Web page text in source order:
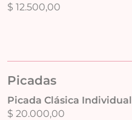
$ 12.500,00
Picadas
Picada Clásica Individual
$ 20.000,00